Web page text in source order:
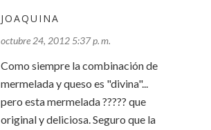
JOAQUINA
octubre 24, 2012 5:37 p. m.
Como siempre la combinación de
mermelada y queso es "divina"...
pero esta mermelada ????? que
original y deliciosa. Seguro que la